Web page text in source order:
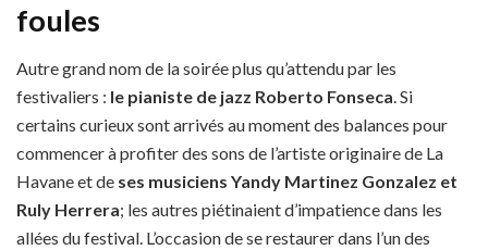
foules
Autre grand nom de la soirée plus qu’attendu par les
festivaliers : le pianiste de jazz Roberto Fonseca. Si
certains curieux sont arrivés au moment des balances pour
commencer à profiter des sons de l’artiste originaire de La
Havane et de ses musiciens Yandy Martinez Gonzalez et
Ruly Herrera; les autres piétinaient d’impatience dans les
allées du festival. L’occasion de se restaurer dans l’un des